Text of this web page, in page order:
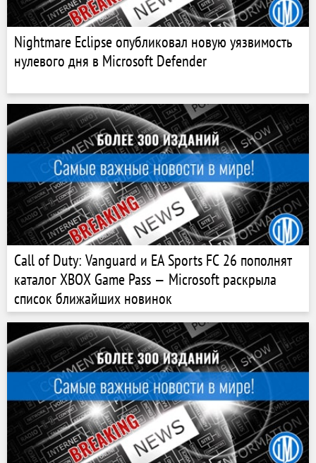
Nightmare Eclipse опубликовал новую уязвимость
нулевого дня в Microsoft Defender
Call of Duty: Vanguard и EA Sports FC 26 пополнят
каталог XBOX Game Pass — Microsoft раскрыла
список ближайших новинок